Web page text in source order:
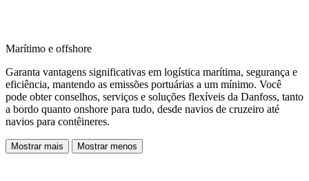
Marítimo e offshore
Garanta vantagens significativas em logística marítima, segurança e
eficiência, mantendo as emissões portuárias a um mínimo. Você
pode obter conselhos, serviços e soluções flexíveis da Danfoss, tanto
a bordo quanto onshore para tudo, desde navios de cruzeiro até
navios para contêineres.
Mostrar mais Mostrar menos